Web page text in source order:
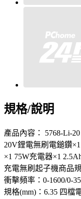
規格/說明
產品內容： 5768-Li-
20V鋰電無刷電鎚鑽
×1 75W充電器×1
充電無刷起子機商品
衝擊頻率：0-1600/0-
規格(mm)：6.35 四檔